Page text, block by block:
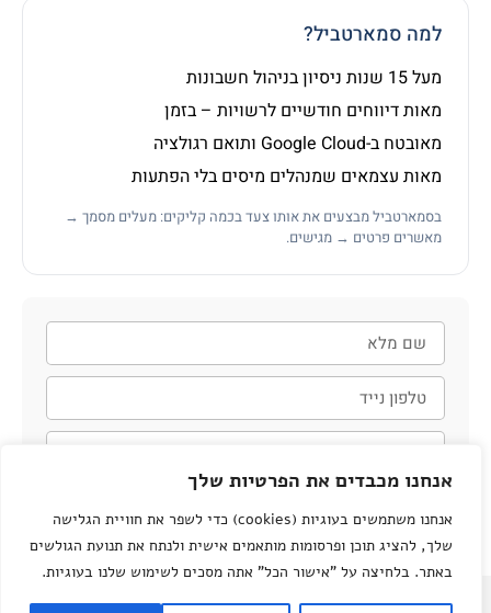
אנחנו מכבדים את הפרטיות שלך
אנחנו משתמשים בעוגיות (cookies) כדי לשפר את חוויית הגלישה
שלך, להציג תוכן ופרסומות מותאמים אישית ולנתח את תנועת הגולשים
באתר. בלחיצה על "אישור הכל" אתה מסכים לשימוש שלנו בעוגיות.
למה סמארטביל?
מעל 15 שנות ניסיון בניהול חשבונות
מאות דיווחים חודשיים לרשויות – בזמן
מאובטח ב-Google Cloud ותואם רגולציה
מאות עצמאים שמנהלים מיסים בלי הפתעות
בסמארטביל מבצעים את אותו צעד בכמה קליקים: מעלים מסמך →
מאשרים פרטים → מגישים.
חזרו אליי
2026 כל הזכויות שמורות סמארטביל